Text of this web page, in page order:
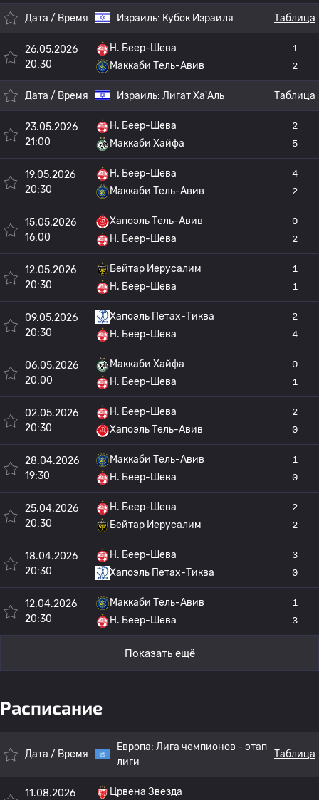
Дата / Время Израиль: Кубок Израиля Таблица
26.05.2026
20:30
H. Беер-Шева
Маккаби Тель-Авив
1
2
Дата / Время Израиль: Лигат Ха'Аль Таблица
23.05.2026
21:00
H. Беер-Шева
Маккаби Хайфа
2
5
19.05.2026
20:30
H. Беер-Шева
Маккаби Тель-Авив
4
2
15.05.2026
16:00
Хапоэль Тель-Авив
H. Беер-Шева
0
2
12.05.2026
20:30
Бейтар Иерусалим
H. Беер-Шева
1
1
09.05.2026
20:30
Хапоэль Петах-Тиква
H. Беер-Шева
2
4
06.05.2026
20:00
Маккаби Хайфа
H. Беер-Шева
0
1
02.05.2026
20:30
H. Беер-Шева
Хапоэль Тель-Авив
2
0
28.04.2026
19:30
Маккаби Тель-Авив
H. Беер-Шева
1
0
25.04.2026
20:30
H. Беер-Шева
Бейтар Иерусалим
2
2
18.04.2026
20:30
H. Беер-Шева
Хапоэль Петах-Тиква
3
0
12.04.2026
20:30
Маккаби Тель-Авив
H. Беер-Шева
1
3
Показать ещё
Расписание
Дата / Время
Европа: Лига чемпионов - этап
лиги
Таблица
11.08.2026
Црвена Звезда